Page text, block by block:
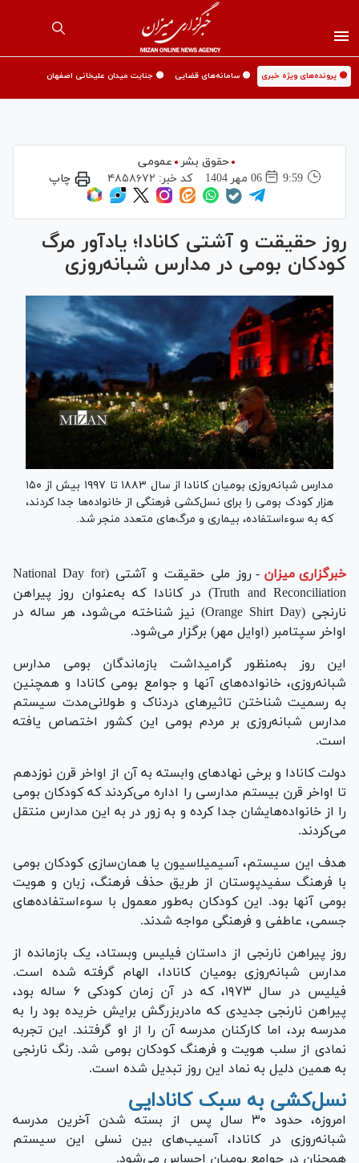
🟡 پرونده‌های ویژه خبری 🟡 سامانه‌های قضایی 🟡 جنایت میدان علیخانی اصفهان
حقوق بشر
عمومی
9:59
06 مهر 1404 کد خبر: ۴۸۵۸۶۷۲ چاپ
روز حقیقت و آشتی کانادا؛ یادآور مرگ
کودکان بومی در مدارس شبانه‌روزی
مدارس شبانه‌روزی بومیان کانادا از سال ۱۸۸۳ تا ۱۹۹۷ بیش از ۱۵۰
هزار کودک بومی را برای نسل‌کشی فرهنگی از خانواده‌ها جدا کردند،
که به سوءاستفاده، بیماری و مرگ‌های متعدد منجر شد.
خبرگزاری میزان -
روز ملی حقیقت و آشتی (National Day for
Truth and Reconciliation) در کانادا که به‌عنوان روز پیراهن
نارنجی (Orange Shirt Day) نیز شناخته می‌شود، هر ساله در
اواخر سپتامبر (اوایل مهر) برگزار می‌شود.
این روز به‌منظور گرامیداشت بازماندگان بومی مدارس
شبانه‌روزی، خانواده‌های آنها و جوامع بومی کانادا و همچنین
به رسمیت شناختن تاثیر‌های دردناک و طولانی‌مدت سیستم
مدارس شبانه‌روزی بر مردم بومی این کشور اختصاص یافته
است.
دولت کانادا و برخی نهاد‌های وابسته به آن از اواخر قرن نوزدهم
تا اواخر قرن بیستم مدارسی را اداره می‌کردند که کودکان بومی
را از خانواده‌هایشان جدا کرده و به زور در به این مدارس منتقل
می‌کردند.
هدف این سیستم، آسیمیلاسیون یا همان‌سازی کودکان بومی
با فرهنگ سفیدپوستان از طریق حذف فرهنگ، زبان و هویت
بومی آنها بود. این کودکان به‌طور معمول با سوءاستفاده‌های
جسمی، عاطفی و فرهنگی مواجه شدند.
روز پیراهن نارنجی از داستان فیلیس وبستاد، یک بازمانده از
مدارس شبانه‌روزی بومیان کانادا، الهام گرفته شده است.
فیلیس در سال ۱۹۷۳، که در آن زمان کودکی ۶ ساله بود،
پیراهن نارنجی جدیدی که مادربزرگش برایش خریده بود را به
مدرسه برد، اما کارکنان مدرسه آن را از او گرفتند. این تجربه
نمادی از سلب هویت و فرهنگ کودکان بومی شد. رنگ نارنجی
به همین دلیل به نماد این روز تبدیل شده است.
نسل‌کشی به سبک کانادایی
امروزه، حدود ۳۰ سال پس از بسته شدن آخرین مدرسه
شبانه‌روزی در کانادا، آسیب‌های بین نسلی این سیستم
همچنان در جوامع بومیان احساس می‌شود.